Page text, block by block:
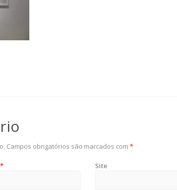
Campos obrigatórios são marcados com *
* Site